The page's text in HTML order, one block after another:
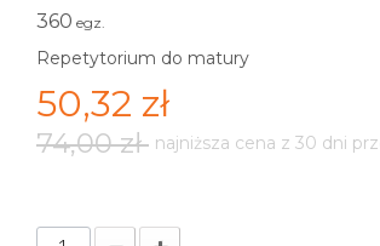
360 egz.
Repetytorium do matury
50,32 zł
74,00 zł najniższa cena z 30 dni